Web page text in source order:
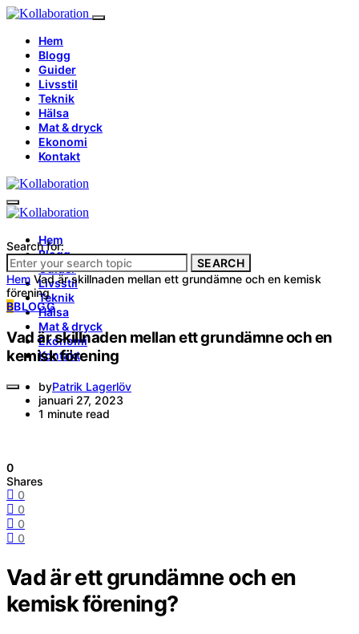
Hem
Blogg
Guider
Livsstil
Teknik
Hälsa
Mat & dryck
Ekonomi
Kontakt
Hem
Blogg
Guider
Livsstil
Teknik
Hälsa
Mat & dryck
Ekonomi
Kontakt
Search for:
SEARCH
Hem Vad är skillnaden mellan ett grundämne och en kemisk
förening
BBLOGG
Vad är skillnaden mellan ett grundämne och en
kemisk förening
byPatrik Lagerlöv
januari 27, 2023
1 minute read
0
Shares
0
0
0
0
Vad är ett grundämne och en
kemisk förening?